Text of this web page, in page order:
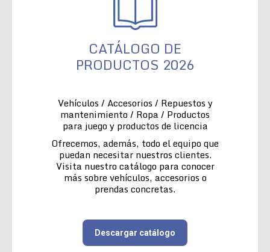
CATÁLOGO DE
PRODUCTOS 2026
Vehículos / Accesorios / Repuestos y
mantenimiento / Ropa / Productos
para juego y productos de licencia
Ofrecemos, además, todo el equipo que
puedan necesitar nuestros clientes.
Visita nuestro catálogo para conocer
más sobre vehículos, accesorios o
prendas concretas.
Descargar catálogo